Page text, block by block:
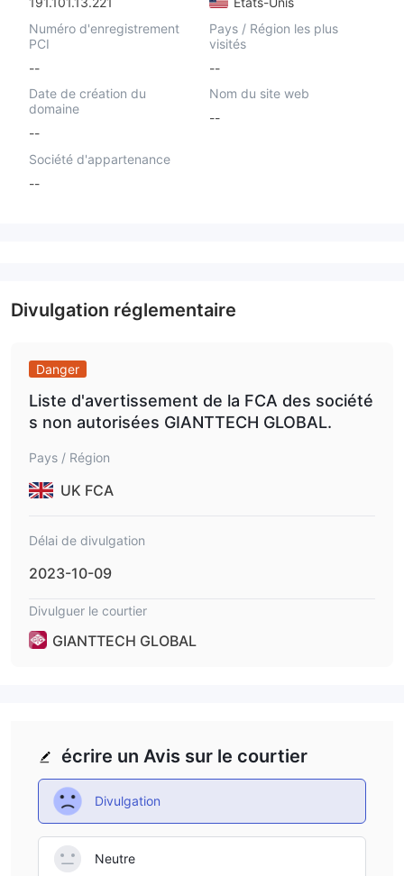
Numéro d'enregistrement
PCI
--
Pays / Région les plus
visités
--
Date de création du
domaine
--
Nom du site web
--
Société d'appartenance
--
Divulgation réglementaire
Danger
Liste d'avertissement de la FCA des société
s non autorisées GIANTTECH GLOBAL.
Pays / Région
UK FCA
Délai de divulgation
2023-10-09
Divulguer le courtier
GIANTTECH GLOBAL
écrire un Avis sur le courtier
Divulgation
Neutre